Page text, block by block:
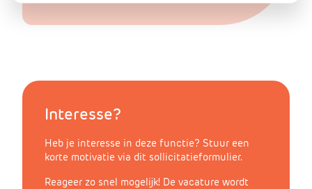
Interesse?
Heb je interesse in deze functie? Stuur een
korte motivatie via dit sollicitatieformulier.
Reageer zo snel mogelijk! De vacature wordt